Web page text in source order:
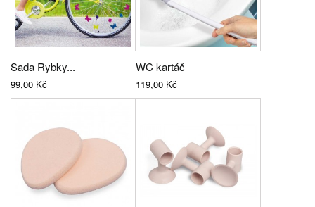
Sada Rybky...
99,00 Kč
WC kartáč
119,00 Kč